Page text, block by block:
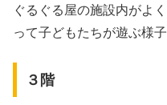
ぐるぐる屋の施設内がよ
って子どもたちが遊ぶ様
３階